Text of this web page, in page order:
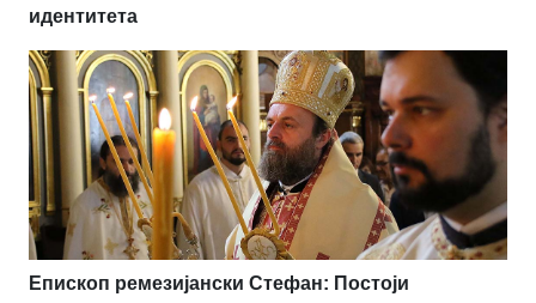
идентитета
Епископ ремезијански Стефан: Постоји